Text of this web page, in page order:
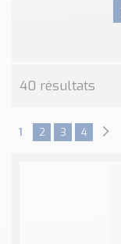
40 résultats
1 2 3 4